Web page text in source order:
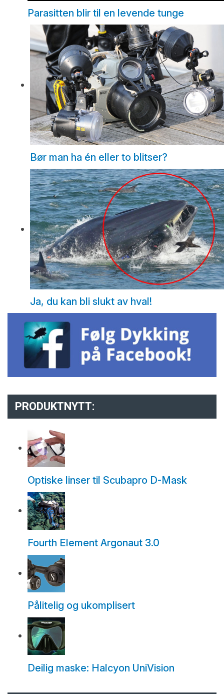
Parasitten blir til en levende tunge
Bør man ha én eller to blitser?
Ja, du kan bli slukt av hval!
PRODUKTNYTT:
Optiske linser til Scubapro D-Mask
Fourth Element Argonaut 3.0
Pålitelig og ukomplisert
Deilig maske: Halcyon UniVision